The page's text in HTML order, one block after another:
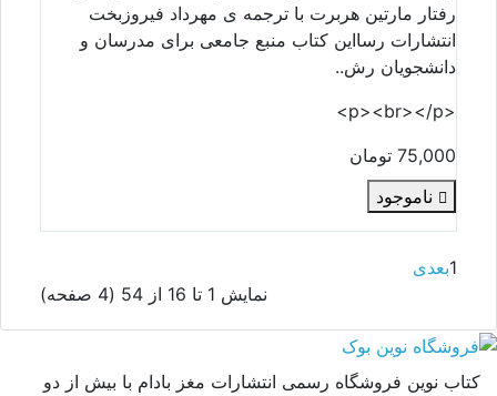
رفتار مارتین هربرت با ترجمه ی مهرداد فیروزبخت
انتشارات رسااین کتاب منبع جامعی برای مدرسان و
دانشجویان رش..
75,000 تومان
ناموجود
بعدی
نمايش 1 تا 16 از 54 (4 صفحه)
کتاب نوین فروشگاه رسمی انتشارات مغز بادام با بیش از دو